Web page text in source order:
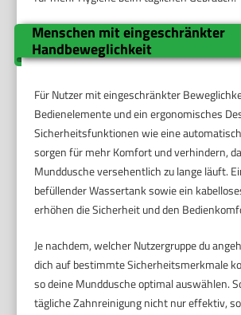
Menschen mit eingeschränkter
Handbeweglichkeit
Für Nutzer mit eingeschränkter
Bedienelemente und ein ergonomisches
Sicherheitsfunktionen wie eine
sorgen für mehr Komfort und verhindern,
Munddusche versehentlich zu lange läuft.
befüllender Wassertank sowie ein
erhöhen die Sicherheit und den
Je nachdem, welcher Nutzergruppe du
dich auf bestimmte Sicherheitsmerkmale
so deine Munddusche optimal auswählen.
tägliche Zahnreinigung nicht nur effektiv,